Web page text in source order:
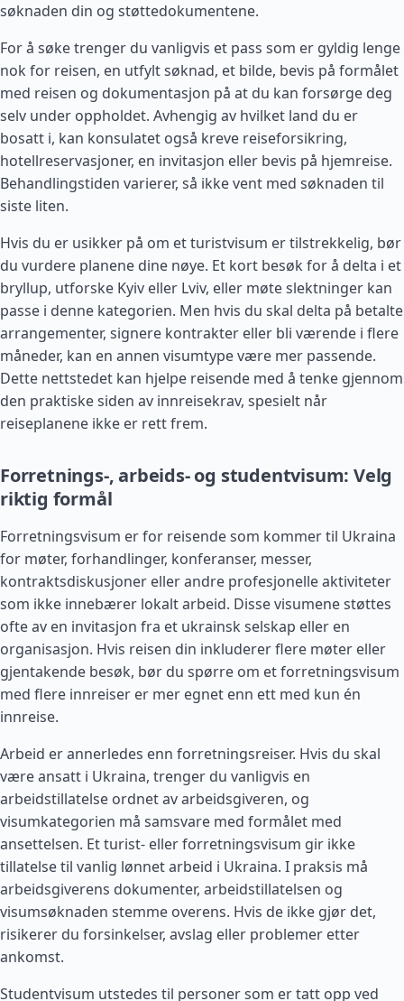
søknaden din og støttedokumentene.
For å søke trenger du vanligvis et pass som er gyldig lenge
nok for reisen, en utfylt søknad, et bilde, bevis på formålet
med reisen og dokumentasjon på at du kan forsørge deg
selv under oppholdet. Avhengig av hvilket land du er
bosatt i, kan konsulatet også kreve reiseforsikring,
hotellreservasjoner, en invitasjon eller bevis på hjemreise.
Behandlingstiden varierer, så ikke vent med søknaden til
siste liten.
Hvis du er usikker på om et turistvisum er tilstrekkelig, bør
du vurdere planene dine nøye. Et kort besøk for å delta i et
bryllup, utforske Kyiv eller Lviv, eller møte slektninger kan
passe i denne kategorien. Men hvis du skal delta på betalte
arrangementer, signere kontrakter eller bli værende i flere
måneder, kan en annen visumtype være mer passende.
Dette nettstedet kan hjelpe reisende med å tenke gjennom
den praktiske siden av innreisekrav, spesielt når
reiseplanene ikke er rett frem.
Forretnings-, arbeids- og studentvisum: Velg
riktig formål
Forretningsvisum er for reisende som kommer til Ukraina
for møter, forhandlinger, konferanser, messer,
kontraktsdiskusjoner eller andre profesjonelle aktiviteter
som ikke innebærer lokalt arbeid. Disse visumene støttes
ofte av en invitasjon fra et ukrainsk selskap eller en
organisasjon. Hvis reisen din inkluderer flere møter eller
gjentakende besøk, bør du spørre om et forretningsvisum
med flere innreiser er mer egnet enn ett med kun én
innreise.
Arbeid er annerledes enn forretningsreiser. Hvis du skal
være ansatt i Ukraina, trenger du vanligvis en
arbeidstillatelse ordnet av arbeidsgiveren, og
visumkategorien må samsvare med formålet med
ansettelsen. Et turist- eller forretningsvisum gir ikke
tillatelse til vanlig lønnet arbeid i Ukraina. I praksis må
arbeidsgiverens dokumenter, arbeidstillatelsen og
visumsøknaden stemme overens. Hvis de ikke gjør det,
risikerer du forsinkelser, avslag eller problemer etter
ankomst.
Studentvisum utstedes til personer som er tatt opp ved